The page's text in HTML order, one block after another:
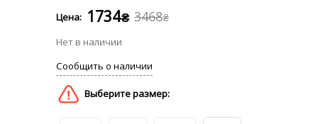
3468₴
1734₴